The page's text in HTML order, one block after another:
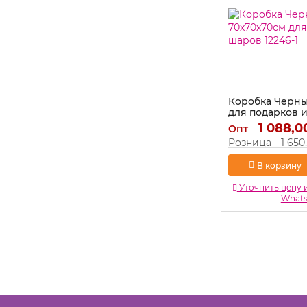
Коробка
для подарков
1
Артикул: 12246-1
Опт 1
Розница 1
В корзину
Уточнить цену